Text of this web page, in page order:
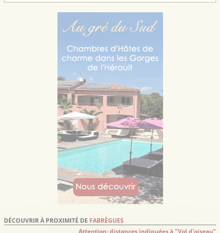
DÉCOUVRIR À PROXIMITÉ DE FABRÈGUES
Attention: distances indiquées à "Vol d'oiseau"